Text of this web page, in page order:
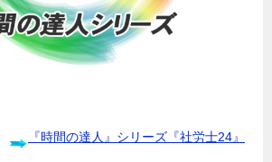
『時間の達人』シリーズ『社労士24』